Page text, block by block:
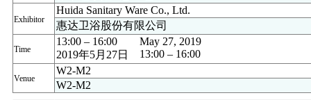
Exhibitor
Huida Sanitary Ware Co., Ltd.
惠达卫浴股份有限公司
Time
13:00 – 16:00
May 27, 2019
2019年5月27日
13:00 – 16:00
Venue
W2-M2
W2-M2